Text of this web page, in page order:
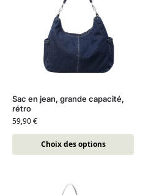
Sac en jean, grande capacité,
rétro
59,90€
Choix des options